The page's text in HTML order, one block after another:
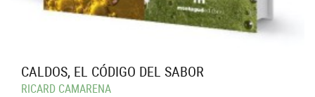
CALDOS, EL CÓDIGO DEL SABOR
RICARD CAMARENA